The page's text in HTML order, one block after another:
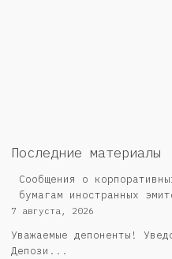
Последние материалы
Сообщения о
бумагам иностранных
7 августа, 2026
Уважаемые депоненты!
Депози...